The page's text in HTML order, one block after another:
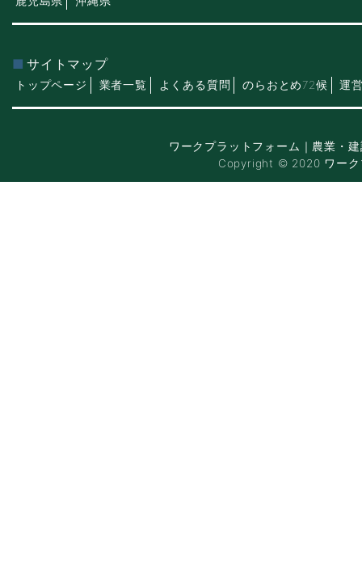
サイトマップ
トップページ 業者一覧 よくある質問 のらおとめ72候 運
ワークプラットフォーム｜農業・
Copyright © 2020 ワーク